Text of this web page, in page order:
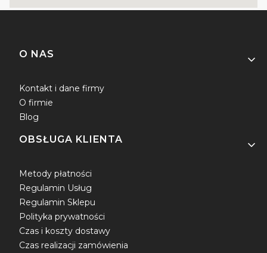
Linki w stopce
O NAS
Kontakt i dane firmy
O firmie
Blog
OBSŁUGA KLIENTA
Metody płatności
Regulamin Usług
Regulamin Sklepu
Polityka prywatności
Czas i koszty dostawy
Czas realizacji zamówienia